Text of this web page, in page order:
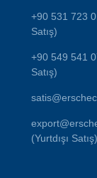
+90 531 723
Satış)
+90 549 541
Satış)
(Yurtdışı Satış)